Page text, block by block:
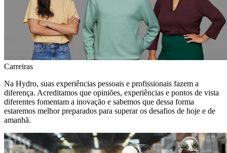
Carreiras
Na Hydro, suas experiências pessoais e profissionais fazem a
diferença. Acreditamos que opiniões, experiências e pontos de vista
diferentes fomentam a inovação e sabemos que dessa forma
estaremos melhor preparados para superar os desafios de hoje e de
amanhã.